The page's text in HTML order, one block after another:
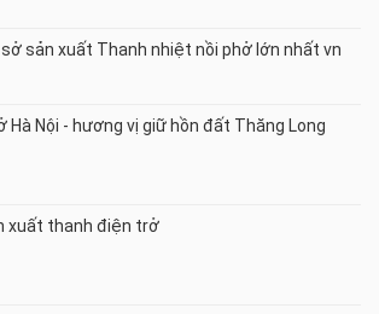
sản xuất Thanh nhiệt nồi phở lớn nhất vn
Hà Nội - hương vị giữ hồn đất Thăng Long
xuất thanh điện trở